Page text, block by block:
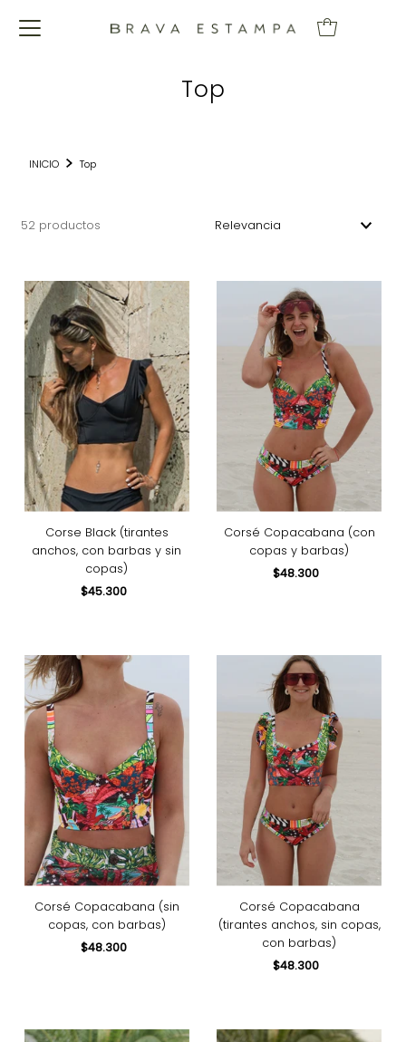
Top
INICIO Top
52 productos
Más relevantes
Más vendidos
Alfabéticamente, A-Z
Alfabéticamente, Z-A
Precio, menor a mayor
Precio, mayor a menor
Fecha: antiguo(a) a
reciente
Fecha: reciente a
antiguo(a)
Corse Black (tirantes
anchos, con barbas y sin
copas)
Precio
$45.300
Corsé Copacabana (con
copas y barbas)
Precio
$48.300
Corsé Copacabana (sin
copas, con barbas)
Precio
$48.300
Corsé Copacabana
(tirantes anchos, sin copas,
con barbas)
Precio
$48.300